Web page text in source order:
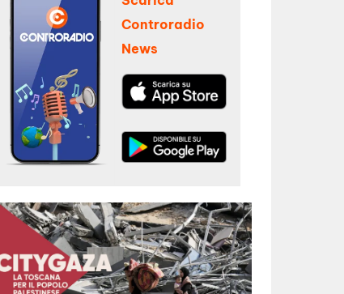
Controradio
News